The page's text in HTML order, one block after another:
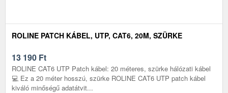
ROLINE PATCH KÁBEL, UTP, CAT6, 20M, SZÜRKE
13 190 Ft
ROLINE CAT6 UTP Patch kábel: 20 méteres, szürke hálózati kábel
💻 Ez a 20 méter hosszú, szürke ROLINE CAT6 UTP patch kábel
kiváló minőségű adatátvit...